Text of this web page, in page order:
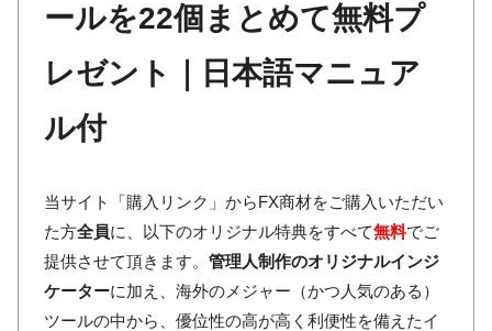
ールを22個まとめて無料プ
レゼント｜日本語マニュア
ル付
当サイト「購入リンク」からFX商材をご購入いただい
た方全員に、以下のオリジナル特典をすべて無料でご
提供させて頂きます。 管理人制作のオリジナルインジ
ケーターに加え、海外のメジャー（かつ人気のある）
ツールの中から、優位性の高が高く利便性を備えたイ